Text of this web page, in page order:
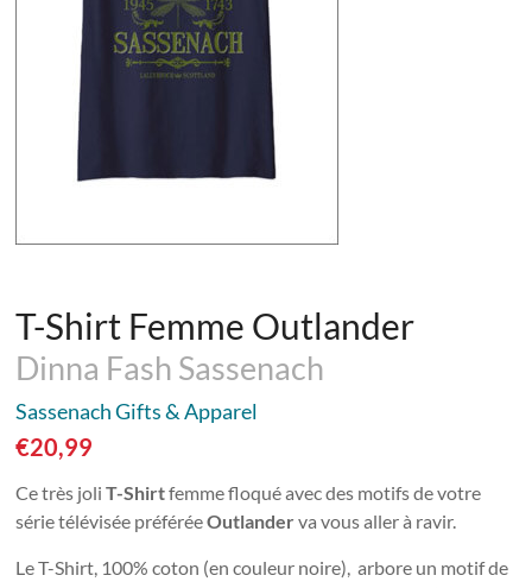
T-Shirt Femme Outlander
Dinna Fash Sassenach
Sassenach Gifts & Apparel
€20,99
Ce très joliT-Shirtfemme floqué avec des motifs de votre
série télévisée préféréeOutlanderva vous aller à ravir.
Le T-Shirt, 100% coton (en couleur noire), arbore un motif de